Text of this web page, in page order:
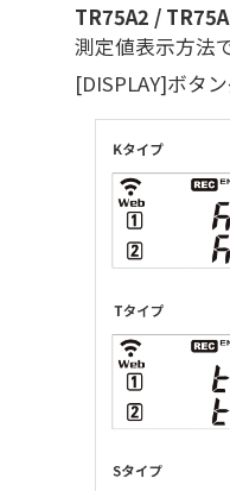
TR75A2 / TR75A
測定値表示方法
[DISPLAY]ボタ